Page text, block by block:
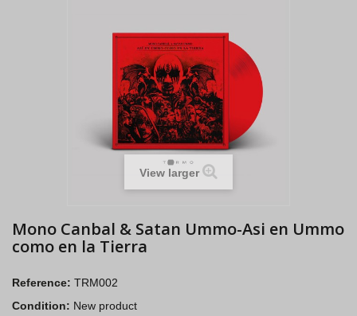
View larger
Mono Canbal & Satan Ummo-Asi en Ummo
como en la Tierra
Reference: TRM002
Condition: New product